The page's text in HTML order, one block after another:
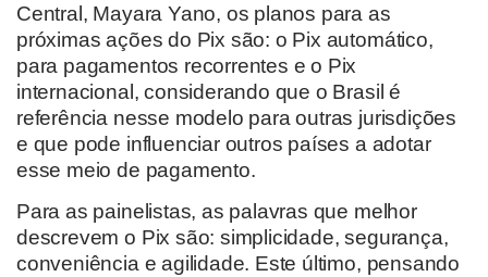
Central, Mayara Yano, os planos para as
próximas ações do Pix são: o Pix automático,
para pagamentos recorrentes e o Pix
internacional, considerando que o Brasil é
referência nesse modelo para outras jurisdições
e que pode influenciar outros países a adotar
esse meio de pagamento.
Para as painelistas, as palavras que melhor
descrevem o Pix são: simplicidade, segurança,
conveniência e agilidade. Este último, pensando